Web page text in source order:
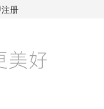
册